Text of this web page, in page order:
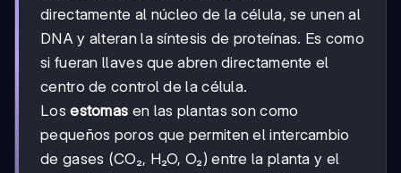
directamente al núcleo de la célula, se unen al
DNA y alteran la síntesis de proteínas. Es como
si fueran llaves que abren directamente el
centro de control de la célula.
Losestomas en las plantas son como
pequeños poros que permiten el intercambio
de gases (CO₂, H₂O, O₂) entre la planta y el